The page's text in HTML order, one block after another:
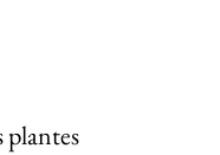
plantes